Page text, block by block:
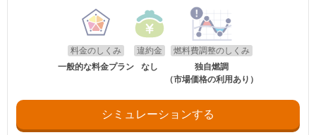
※引越しでの電気の切り替えの場合は特典内容が異
なります。
以下の条件をすべて満たしたお客さまが、エバーグリーン・リテイリング株式会
社が提供する「エバーグリーン・リテイリング×エネチェンジ キャッシュバック
・特典実施期間中に対象プランをエネチェンジのオンラインサービス経由でお申
・電気を使用開始した日から12カ月後時点で契約を継続いただいていること。
・お申し込みから3カ月以内にエバーグリーン・リテイリングの供給を開始してい
・2026年8月分〜2026年10月分の料金に適用されます。
・エネチェンジでは、割引額を一律で診断結果に反映しています。
・詳細は、国のHP・請求書や検針票・ご契約中の電力会社・ガス会社
のHPをご確認ください。
※出張費、60分以内の作業費が無料となります。
※天候・交通状況・作業員の作業状況等により、現場へ出動することに
時間を要する場合があります。
※応急処置は、不具合箇所の絶縁テープ巻き、原因となっている電気機
器の取り外し等の処置となります。
※ブレーカーが故障していたり、コンセント・スイッチ等の故障、破損
等に伴う取替工事が必要な場合で、作業員が工事可能と判断した場合
は、費用等をご提示させていただき、お客さまのご希望を確認後、有料
内配線の改修工事、ガス栓/ガス器具の点検・故障修理、広範囲で発生
している停電（お客さま宅周辺での停電）などはご対応できません。
料金のしくみ
一般的な料金プラン
違約金
なし
燃料費調整のしくみ
独自燃調
（市場価格の利用あり）
シミュレーションする